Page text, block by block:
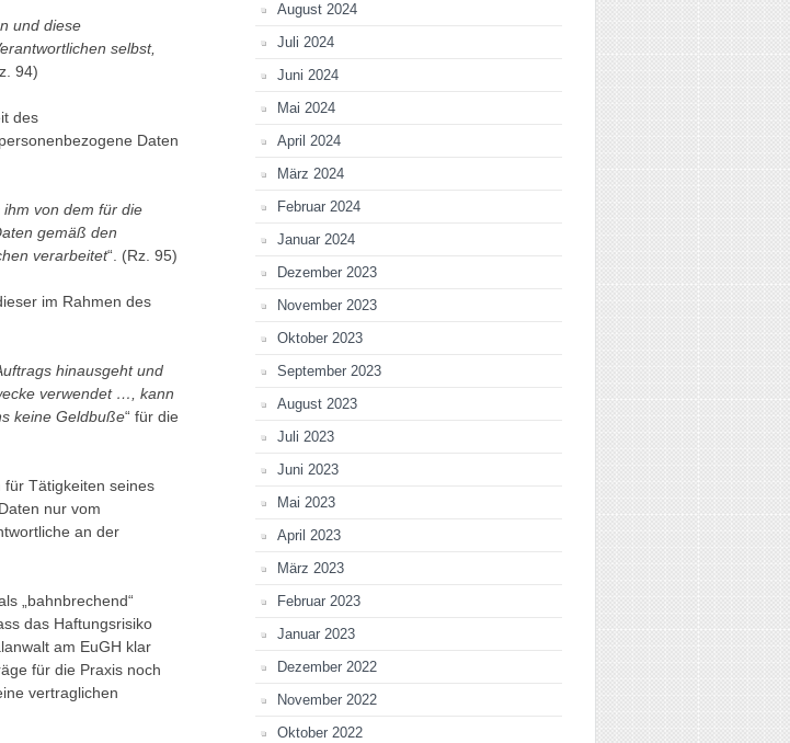
und diese
selbst,
94)
des
Daten
von dem für die
gemäß den
verarbeitet“. (Rz. 95)
im Rahmen des
hinausgeht und
verwendet …, kann
keine Geldbuße“ für die
Tätigkeiten seines
nur vom
an der
„bahnbrechend“
das Haftungsrisiko
am EuGH klar
für die Praxis noch
vertraglichen
August 2024
Juli 2024
Juni 2024
Mai 2024
April 2024
März 2024
Februar 2024
Januar 2024
Dezember 2023
November 2023
Oktober 2023
September 2023
August 2023
Juli 2023
Juni 2023
Mai 2023
April 2023
März 2023
Februar 2023
Januar 2023
Dezember 2022
November 2022
Oktober 2022